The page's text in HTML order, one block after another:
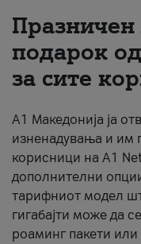
За нас
#ПодобарОнлајн
Празничен
подарок
за сите
А1 Македонија ја
изненадувања и им
корисници на A1
дополнителни
тарифниот модел
гигабајти може да
роаминг пакети